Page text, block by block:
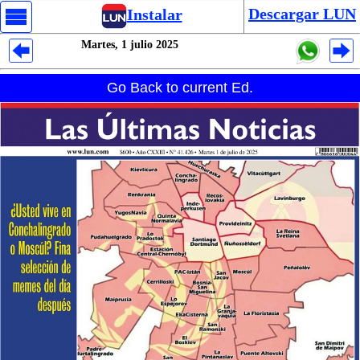
Instalar Descargar LUN
Martes, 1 julio 2025
Go Back to current Ed.
Despliegues Analytics
Despliegues Totales
Despliegues por Rubros